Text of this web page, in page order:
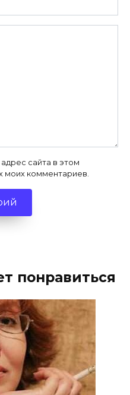
сайта в этом
моих комментариев.
понравиться